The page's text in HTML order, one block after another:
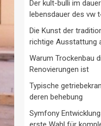
Der kult-bulli im
lebensdauer des vw
Die Kunst der
richtige Ausstattung
Warum Trockenbau
Renovierungen ist
Typische
deren behebung
Symfony